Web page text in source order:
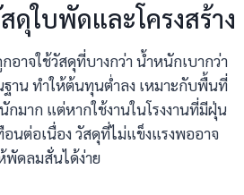
ดุใบพัดและโครงสร้าง
อาจใช้วัสดุที่บางกว่า น้ำหนักเบากว่า
าน ทำให้ต้นทุนต่ำลง เหมาะกับพื้นที่
มาก แต่หากใช้งานในโรงงานที่มีฝุ่น
นต่อเนื่อง วัสดุที่ไม่แข็งแรงพออาจ
พัดลมสั่นได้ง่าย